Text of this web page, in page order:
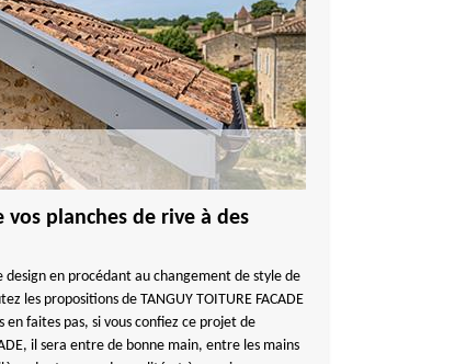
planches de rive à des
design en procédant au changement de style de
les propositions de TANGUY TOITURE FACADE
faites pas, si vous confiez ce projet de
il sera entre de bonne main, entre les mains